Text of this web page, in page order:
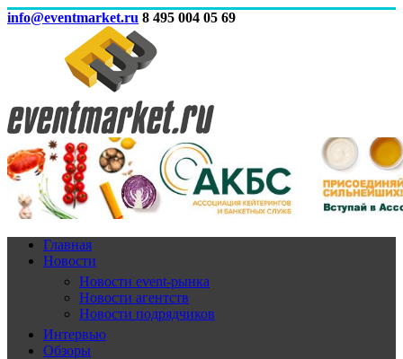
info@eventmarket.ru 8 495 004 05 69
Главная
Новости
Новости event-рынка
Новости агентств
Новости подрядчиков
Интервью
Обзоры